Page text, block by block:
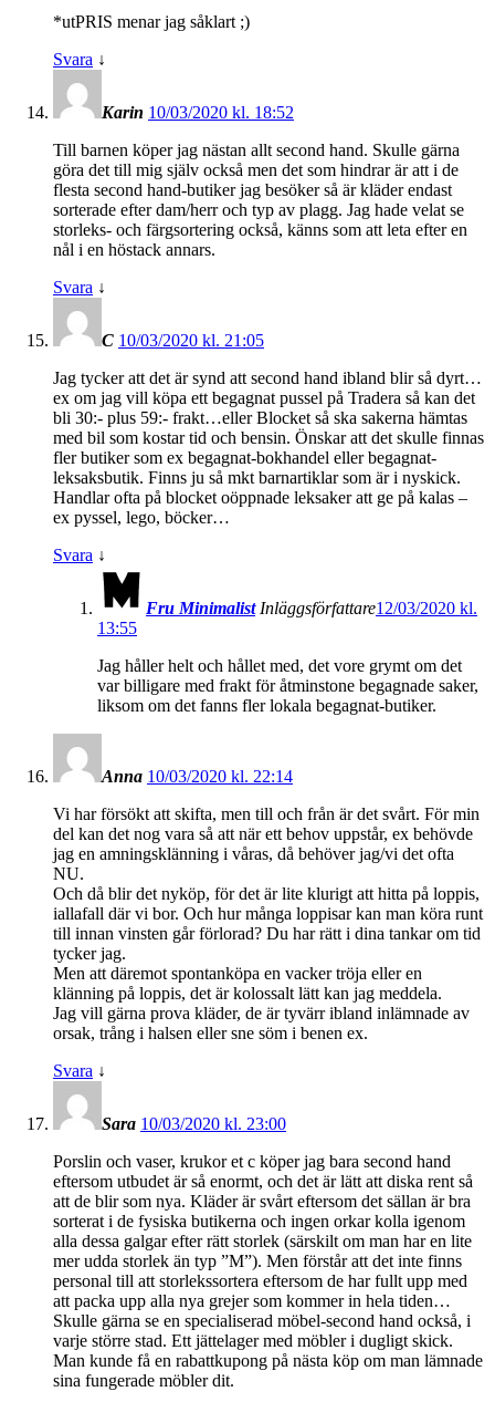
*utPRIS menar jag såklart ;)
Svara ↓
Karin 10/03/2020 kl. 18:52
Till barnen köper jag nästan allt second hand. Skulle gärna
göra det till mig själv också men det som hindrar är att i de
flesta second hand-butiker jag besöker så är kläder endast
sorterade efter dam/herr och typ av plagg. Jag hade velat se
storleks- och färgsortering också, känns som att leta efter en
nål i en höstack annars.
Svara ↓
C 10/03/2020 kl. 21:05
Jag tycker att det är synd att second hand ibland blir så dyrt…
ex om jag vill köpa ett begagnat pussel på Tradera så kan det
bli 30:- plus 59:- frakt…eller Blocket så ska sakerna hämtas
med bil som kostar tid och bensin. Önskar att det skulle finnas
fler butiker som ex begagnat-bokhandel eller begagnat-
leksaksbutik. Finns ju så mkt barnartiklar som är i nyskick.
Handlar ofta på blocket oöppnade leksaker att ge på kalas –
ex pyssel, lego, böcker…
Svara ↓
Fru Minimalist Inläggsförfattare12/03/2020 kl.
13:55
Jag håller helt och hållet med, det vore grymt om det
var billigare med frakt för åtminstone begagnade saker,
liksom om det fanns fler lokala begagnat-butiker.
Anna 10/03/2020 kl. 22:14
Vi har försökt att skifta, men till och från är det svårt. För min
del kan det nog vara så att när ett behov uppstår, ex behövde
jag en amningsklänning i våras, då behöver jag/vi det ofta
NU.
Och då blir det nyköp, för det är lite klurigt att hitta på loppis,
iallafall där vi bor. Och hur många loppisar kan man köra runt
till innan vinsten går förlorad? Du har rätt i dina tankar om tid
tycker jag.
Men att däremot spontanköpa en vacker tröja eller en
klänning på loppis, det är kolossalt lätt kan jag meddela.
Jag vill gärna prova kläder, de är tyvärr ibland inlämnade av
orsak, trång i halsen eller sne söm i benen ex.
Svara ↓
Sara 10/03/2020 kl. 23:00
Porslin och vaser, krukor et c köper jag bara second hand
eftersom utbudet är så enormt, och det är lätt att diska rent så
att de blir som nya. Kläder är svårt eftersom det sällan är bra
sorterat i de fysiska butikerna och ingen orkar kolla igenom
alla dessa galgar efter rätt storlek (särskilt om man har en lite
mer udda storlek än typ ”M”). Men förstår att det inte finns
personal till att storlekssortera eftersom de har fullt upp med
att packa upp alla nya grejer som kommer in hela tiden…
Skulle gärna se en specialiserad möbel-second hand också, i
varje större stad. Ett jättelager med möbler i dugligt skick.
Man kunde få en rabattkupong på nästa köp om man lämnade
sina fungerade möbler dit.